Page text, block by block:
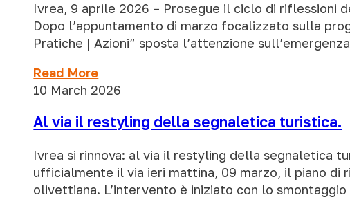
Ivrea, 9 aprile 2026 – Prosegue il ciclo di riflessioni
Dopo l’appuntamento di marzo focalizzato sulla
Pratiche | Azioni” sposta l’attenzione
Read More
10 March 2026
Al via il restyling della segnaletica turistica.
Ivrea si rinnova: al via il restyling della segnaletica
ufficialmente il via ieri mattina, 09 marzo, il piano
olivettiana. L’intervento è iniziato con lo